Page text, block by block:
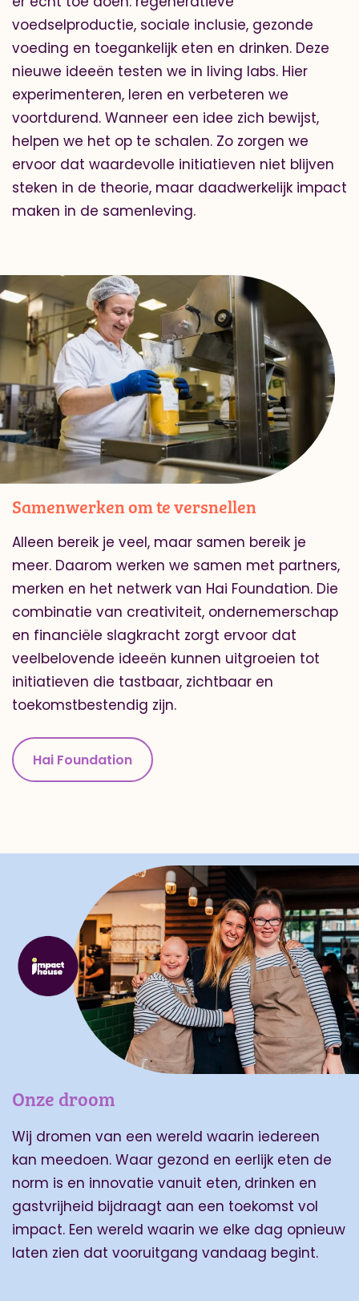
voedselproductie, sociale inclusie, gezonde
voeding en toegankelijk eten en drinken. Deze
nieuwe ideeën testen we in living labs. Hier
experimenteren, leren en verbeteren we
voortdurend. Wanneer een idee zich bewijst,
helpen we het op te schalen. Zo zorgen we
ervoor dat waardevolle initiatieven niet blijven
steken in de theorie, maar daadwerkelijk impact
maken in de samenleving.
Samenwerken om te versnellen
Alleen bereik je veel, maar samen bereik je
meer. Daarom werken we samen met partners,
merken en het netwerk van Hai Foundation. Die
combinatie van creativiteit, ondernemerschap
en financiële slagkracht zorgt ervoor dat
veelbelovende ideeën kunnen uitgroeien tot
initiatieven die tastbaar, zichtbaar en
toekomstbestendig zijn.
Hai Foundation
Onze droom
Wij dromen van een wereld waarin iedereen
kan meedoen. Waar gezond en eerlijk eten de
norm is en innovatie vanuit eten, drinken en
gastvrijheid bijdraagt aan een toekomst vol
impact. Een wereld waarin we elke dag opnieuw
laten zien dat vooruitgang vandaag begint.